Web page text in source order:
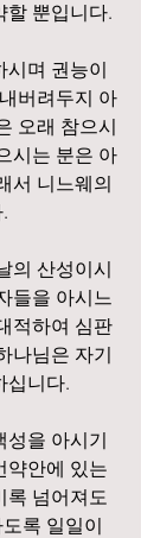
할 뿐입니다.
시며 권능이
버려두지 아
오래 참으시
시는 분은 아
서 니느웨의
의 산성이시
들을 아시느
적하여 심판
나님은 자기
십니다.
성을 아시기
약안에 있는
록 넘어져도
록 일일이